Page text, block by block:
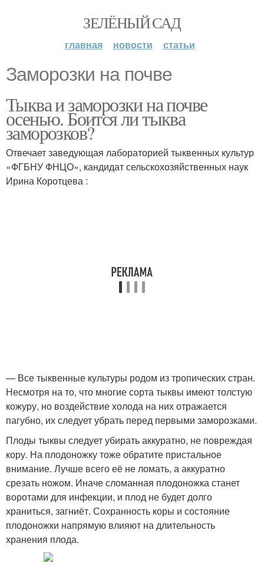
ЗЕЛЁНЫЙ САД
главная новости статьи
Заморозки на почве
Тыква и заморозки на почве
осенью. Боится ли тыква
заморозков?
Отвечает заведующая лабораторией тыквенных культур
«ФГБНУ ФНЦО», кандидат сельскохозяйственных наук
Ирина Коротцева :
— Все тыквенные культуры родом из тропических стран.
Несмотря на то, что многие сорта тыквы имеют толстую
кожуру, но воздействие холода на них отражается
пагубно, их следует убрать перед первыми заморозками.
Плоды тыквы следует убирать аккуратно, не повреждая
кору. На плодоножку тоже обратите пристальное
внимание. Лучше всего её не ломать, а аккуратно
срезать ножом. Иначе сломанная плодоножка станет
воротами для инфекции, и плод не будет долго
храниться, загниёт. Сохранность коры и состояние
плодоножки напрямую влияют на длительность
хранения плода.